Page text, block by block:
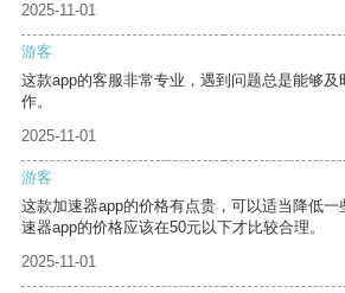
2025-11-01
游客
这款app的客服非常专业，遇到问题总是能够
作。
2025-11-01
游客
这款加速器app的价格有点贵，可以适当降低
速器app的价格应该在50元以下才比较合理。
2025-11-01